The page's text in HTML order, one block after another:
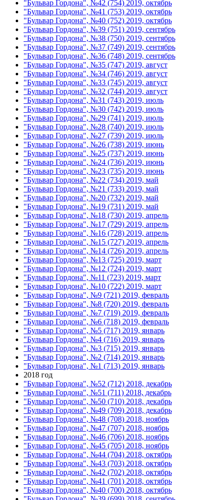
"Бульвар Гордона", №42 (754) 2019, октябрь
"Бульвар Гордона", №41 (753) 2019, октябрь
"Бульвар Гордона", №40 (752) 2019, октябрь
"Бульвар Гордона", №39 (751) 2019, сентябрь
"Бульвар Гордона", №38 (750) 2019, сентябрь
"Бульвар Гордона", №37 (749) 2019, сентябрь
"Бульвар Гордона", №36 (748) 2019, сентябрь
"Бульвар Гордона", №35 (747) 2019, август
"Бульвар Гордона", №34 (746) 2019, август
"Бульвар Гордона", №33 (745) 2019, август
"Бульвар Гордона", №32 (744) 2019, август
"Бульвар Гордона", №31 (743) 2019, июль
"Бульвар Гордона", №30 (742) 2019, июль
"Бульвар Гордона", №29 (741) 2019, июль
"Бульвар Гордона", №28 (740) 2019, июль
"Бульвар Гордона", №27 (739) 2019, июль
"Бульвар Гордона", №26 (738) 2019, июнь
"Бульвар Гордона", №25 (737) 2019, июнь
"Бульвар Гордона", №24 (736) 2019, июнь
"Бульвар Гордона", №23 (735) 2019, июнь
"Бульвар Гордона", №22 (734) 2019, май
"Бульвар Гордона", №21 (733) 2019, май
"Бульвар Гордона", №20 (732) 2019, май
"Бульвар Гордона", №19 (731) 2019, май
"Бульвар Гордона", №18 (730) 2019, апрель
"Бульвар Гордона", №17 (729) 2019, апрель
"Бульвар Гордона", №16 (728) 2019, апрель
"Бульвар Гордона", №15 (727) 2019, апрель
"Бульвар Гордона", №14 (726) 2019, апрель
"Бульвар Гордона", №13 (725) 2019, март
"Бульвар Гордона", №12 (724) 2019, март
"Бульвар Гордона", №11 (723) 2019, март
"Бульвар Гордона", №10 (722) 2019, март
"Бульвар Гордона", №9 (721) 2019, февраль
"Бульвар Гордона", №8 (720) 2019, февраль
"Бульвар Гордона", №7 (719) 2019, февраль
"Бульвар Гордона", №6 (718) 2019, февраль
"Бульвар Гордона", №5 (717) 2019, январь
"Бульвар Гордона", №4 (716) 2019, январь
"Бульвар Гордона", №3 (715) 2019, январь
"Бульвар Гордона", №2 (714) 2019, январь
"Бульвар Гордона", №1 (713) 2019, январь
2018 год
"Бульвар Гордона", №52 (712) 2018, декабрь
"Бульвар Гордона", №51 (711) 2018, декабрь
"Бульвар Гордона", №50 (710) 2018, декабрь
"Бульвар Гордона", №49 (709) 2018, декабрь
"Бульвар Гордона", №48 (708) 2018, ноябрь
"Бульвар Гордона", №47 (707) 2018, ноябрь
"Бульвар Гордона", №46 (706) 2018, ноябрь
"Бульвар Гордона", №45 (705) 2018, ноябрь
"Бульвар Гордона", №44 (704) 2018, октябрь
"Бульвар Гордона", №43 (703) 2018, октябрь
"Бульвар Гордона", №42 (702) 2018, октябрь
"Бульвар Гордона", №41 (701) 2018, октябрь
"Бульвар Гордона", №40 (700) 2018, октябрь